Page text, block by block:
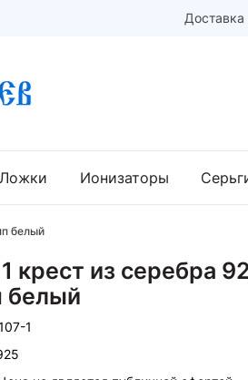
Доставка
Ложки Ионизаторы
белый
крест из серебра
белый
1